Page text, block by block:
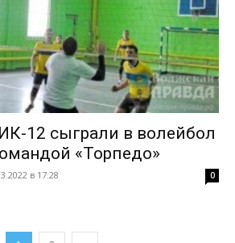
12 сыграли в волейбол
«Торпедо»
в 17:28 0